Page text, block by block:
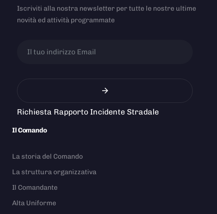
Iscriviti alla nostra newsletter per tutte le nostre ultime
novità ed attività programmate
Richiesta Rapporto Incidente Stradale
Il Comando
La storia del Comando
La struttura organizzativa
Il Comandante
Alta Uniforme